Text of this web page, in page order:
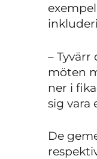
–
möten
ner i
sig vara
De